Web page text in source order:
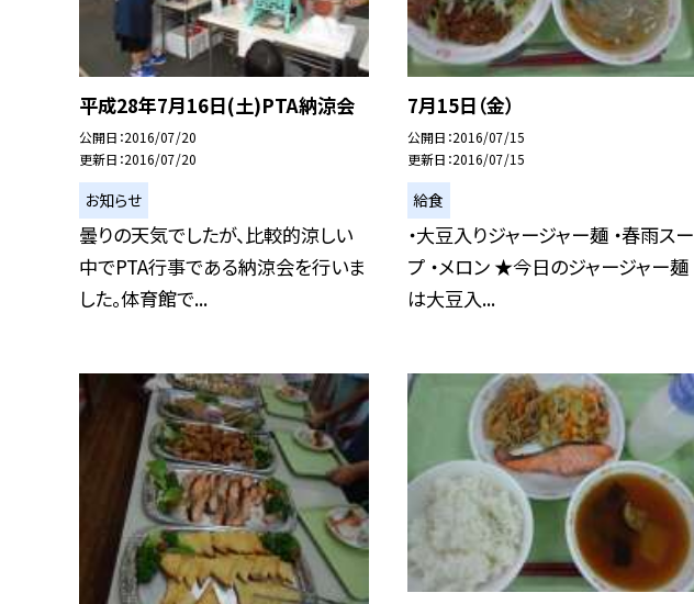
平成28年7月16日(土)PTA納涼会
公開日 2016/07/20
更新日 2016/07/20
お知らせ
曇りの天気でしたが、比較的涼しい
中でPTA行事である納涼会を行いま
した。体育館で...
7月15日（金）
公開日 2016/07/15
更新日 2016/07/15
給食
・大豆入りジャージャー麺 ・春雨スー
プ ・メロン ★今日のジャージャー麺
は大豆入...